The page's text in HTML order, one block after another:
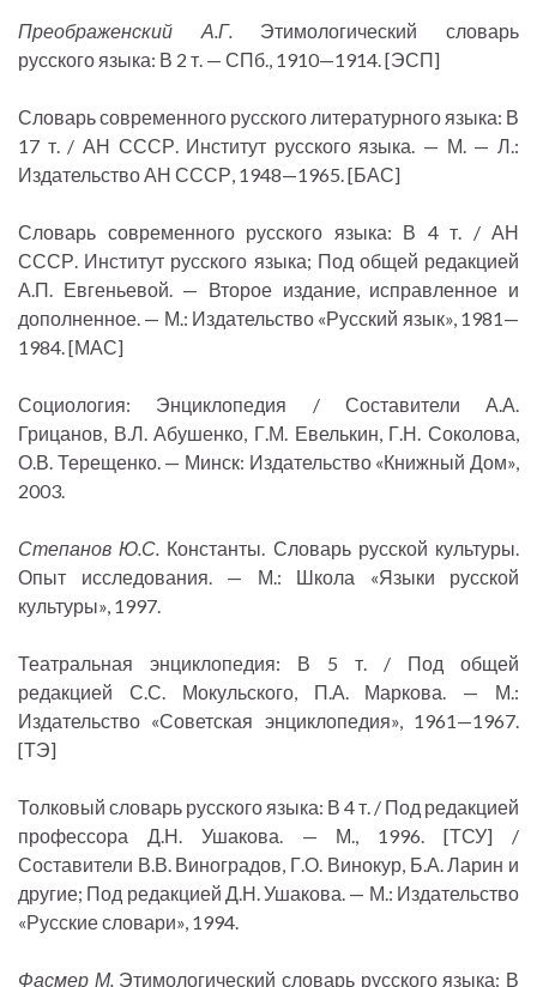
Преображенский А.Г.Этимологический словарь
русского языка: В 2 т. — СПб., 1910—1914. [ЭСП]
Словарь современного русского литературного языка: В
17 т. / АН СССР. Институт русского языка. — М. — Л.:
Издательство АН СССР, 1948—1965. [БАС]
Словарь современного русского языка: В 4 т. / АН
СССР. Институт русского языка; Под общей редакцией
А.П. Евгеньевой. — Второе издание, исправленное и
дополненное. — М.: Издательство «Русский язык», 1981—
1984. [МАС]
Социология: Энциклопедия / Составители А.А.
Грицанов, В.Л. Абушенко, Г.М. Евелькин, Г.Н. Соколова,
О.В. Терещенко. — Минск: Издательство «Книжный Дом»,
2003.
Степанов Ю.С. Константы. Словарь русской культуры.
Опыт исследования. — М.: Школа «Языки русской
культуры», 1997.
Театральная энциклопедия: В 5 т. / Под общей
редакцией С.С. Мокульского, П.А. Маркова. — М.:
Издательство «Советская энциклопедия», 1961—1967.
[ТЭ]
Толковый словарь русского языка: В 4 т. / Под редакцией
профессора Д.Н. Ушакова. — М., 1996. [ТСУ] /
Составители В.В. Виноградов, Г.О. Винокур, Б.А. Ларин и
другие; Под редакцией Д.Н. Ушакова. — М.: Издательство
«Русские словари», 1994.
Фасмер М.Этимологический словарь русского языка: В